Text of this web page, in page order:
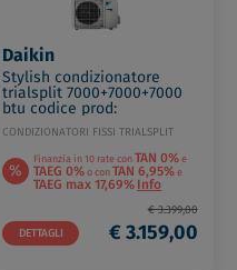
Daikin
Stylish condizionatore
trialsplit 7000+7000+7000
btu codice prod:
FTXA20CW(3) 3MXM40A9
CONDIZIONATORI FISSI TRIALSPLIT
% Finanzia in 10 rate conTAN 0%e
TAEG 0%o conTAN 6,95%e
TAEG max 17,69%Info
DETTAGLI
€ 3.399,00
€ 3.159,00